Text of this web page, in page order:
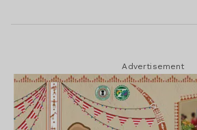
Advertisement